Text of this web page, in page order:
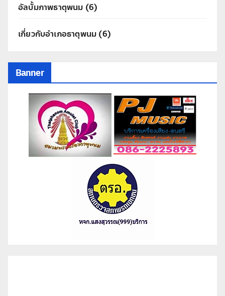
อัลบั้มภาพธาตุพนม (6)
เกี่ยวกับอำเภอธาตุพนม (6)
Banner